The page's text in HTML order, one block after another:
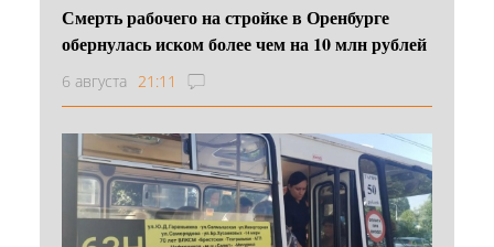
Смерть рабочего на стройке в Оренбурге
обернулась иском более чем на 10 млн рублей
6 августа 21:11